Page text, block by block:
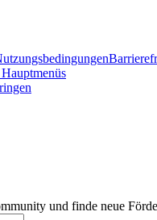
und finde neue